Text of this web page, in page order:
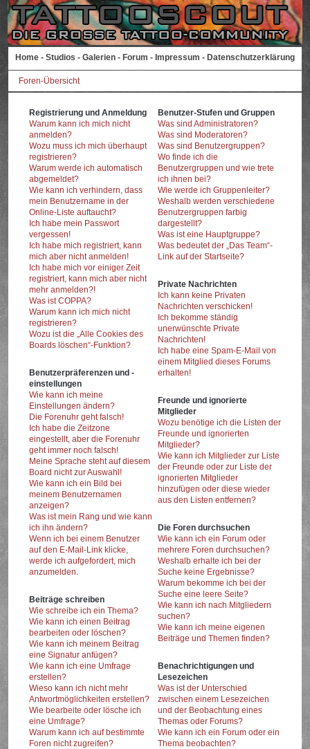
Home - Studios - Galerien - Forum - Impressum - Datenschutzerklärung
Foren-Übersicht
Registrierung und Anmeldung
Warum kann ich mich nicht
anmelden?
Wozu muss ich mich überhaupt
registrieren?
Warum werde ich automatisch
abgemeldet?
Wie kann ich verhindern, dass
mein Benutzername in der
Online-Liste auftaucht?
Ich habe mein Passwort
vergessen!
Ich habe mich registriert, kann
mich aber nicht anmelden!
Ich habe mich vor einiger Zeit
registriert, kann mich aber nicht
mehr anmelden?!
Was ist COPPA?
Warum kann ich mich nicht
registrieren?
Wozu ist die „Alle Cookies des
Boards löschen“-Funktion?
Benutzerpräferenzen und -
einstellungen
Wie kann ich meine
Einstellungen ändern?
Die Forenuhr geht falsch!
Ich habe die Zeitzone
eingestellt, aber die Forenuhr
geht immer noch falsch!
Meine Sprache steht auf diesem
Board nicht zur Auswahl!
Wie kann ich ein Bild bei
meinem Benutzernamen
anzeigen?
Was ist mein Rang und wie kann
ich ihn ändern?
Wenn ich bei einem Benutzer
auf den E-Mail-Link klicke,
werde ich aufgefordert, mich
anzumelden.
Beiträge schreiben
Wie schreibe ich ein Thema?
Wie kann ich einen Beitrag
bearbeiten oder löschen?
Wie kann ich meinem Beitrag
eine Signatur anfügen?
Wie kann ich eine Umfrage
erstellen?
Wieso kann ich nicht mehr
Antwortmöglichkeiten erstellen?
Wie bearbeite oder lösche ich
eine Umfrage?
Warum kann ich auf bestimmte
Foren nicht zugreifen?
Benutzer-Stufen und Gruppen
Was sind Administratoren?
Was sind Moderatoren?
Was sind Benutzergruppen?
Wo finde ich die
Benutzergruppen und wie trete
ich ihnen bei?
Wie werde ich Gruppenleiter?
Weshalb werden verschiedene
Benutzergruppen farbig
dargestellt?
Was ist eine Hauptgruppe?
Was bedeutet der „Das Team“-
Link auf der Startseite?
Private Nachrichten
Ich kann keine Privaten
Nachrichten verschicken!
Ich bekomme ständig
unerwünschte Private
Nachrichten!
Ich habe eine Spam-E-Mail von
einem Mitglied dieses Forums
erhalten!
Freunde und ignorierte
Mitglieder
Wozu benötige ich die Listen der
Freunde und ignorierten
Mitglieder?
Wie kann ich Mitglieder zur Liste
der Freunde oder zur Liste der
ignorierten Mitglieder
hinzufügen oder diese wieder
aus den Listen entfernen?
Die Foren durchsuchen
Wie kann ich ein Forum oder
mehrere Foren durchsuchen?
Weshalb erhalte ich bei der
Suche keine Ergebnisse?
Warum bekomme ich bei der
Suche eine leere Seite?
Wie kann ich nach Mitgliedern
suchen?
Wie kann ich meine eigenen
Beiträge und Themen finden?
Benachrichtigungen und
Lesezeichen
Was ist der Unterschied
zwischen einem Lesezeichen
und der Beobachtung eines
Themas oder Forums?
Wie kann ich ein Forum oder ein
Thema beobachten?